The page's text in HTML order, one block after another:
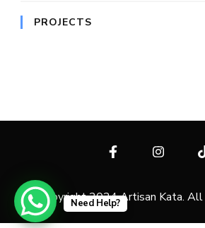
PROJECTS
© Copyright 2024 Artisan Kata. All
Need Help?